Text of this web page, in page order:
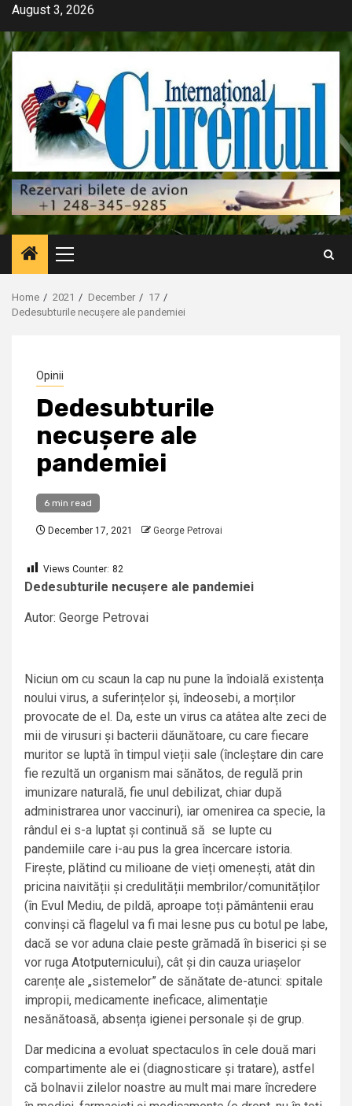
Skip
content
August 3, 2026
Primary
Menu
Home 2021 December
17
Dedesubturile necușere ale pandemiei
Opinii
Dedesubturile
necușere ale
pandemiei
6 min read
December 17, 2021 George Petrovai
Views Counter: 82
Dedesubturile necușere ale pandemiei
Autor: George Petrovai
Niciun om cu scaun la cap nu pune la îndoială existența
noului virus, a suferințelor și, îndeosebi, a morților
provocate de el. Da, este un virus ca atâtea alte zeci de
mii de virusuri și bacterii dăunătoare, cu care fiecare
muritor se luptă în timpul vieții sale (încleștare din care
fie rezultă un organism mai sănătos, de regulă prin
imunizare naturală, fie unul debilizat, chiar după
administrarea unor vaccinuri), iar omenirea ca specie, la
rândul ei s-a luptat și continuă să se lupte cu
pandemiile care i-au pus la grea încercare istoria.
Firește, plătind cu milioane de vieți omenești, atât din
pricina naivității și credulității membrilor/comunităților
(în Evul Mediu, de pildă, aproape toți pământenii erau
convinși că flagelul va fi mai lesne pus cu botul pe labe,
dacă se vor aduna claie peste grămadă în biserici și se
vor ruga Atotputernicului), cât și din cauza uriașelor
carențe ale „sistemelor” de sănătate de-atunci: spitale
impropii, medicamente ineficace, alimentație
nesănătoasă, absența igienei personale și de grup.
Dar medicina a evoluat spectaculos în cele două mari
compartimente ale ei (diagnosticare și tratare), astfel
că bolnavii zilelor noastre au mult mai mare încredere